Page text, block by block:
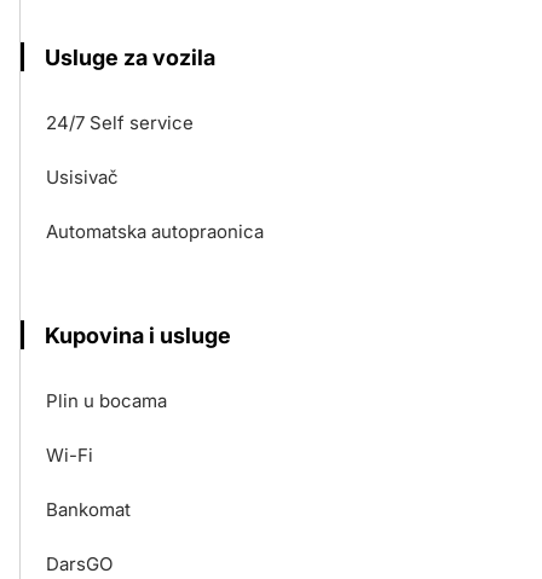
Usluge za vozila
24/7 Self service
Usisivač
Automatska autopraonica
Kupovina i usluge
Plin u bocama
Wi-Fi
Bankomat
DarsGO